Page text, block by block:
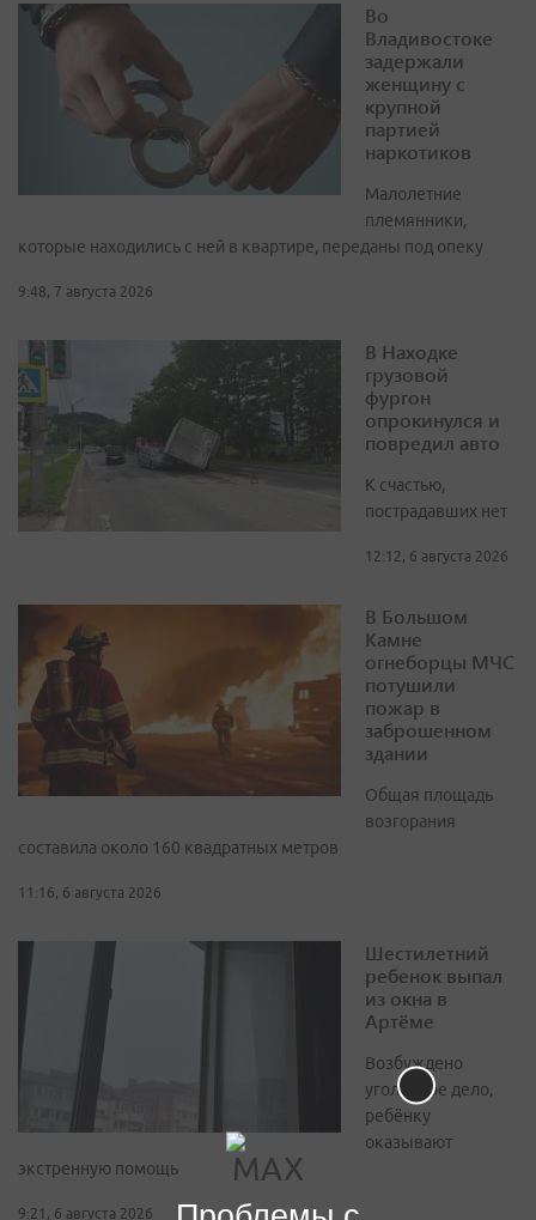
Во
Владивостоке
задержали
женщину с
крупной
партией
наркотиков
Малолетние
племянники,
которые находились с ней в квартире, переданы под опеку
9:48, 7 августа 2026
В Находке
грузовой
фургон
опрокинулся и
повредил авто
К счастью,
пострадавших нет
12:12, 6 августа 2026
В Большом
Камне
огнеборцы МЧС
потушили
пожар в
заброшенном
здании
Общая площадь
возгорания
составила около 160 квадратных метров
11:16, 6 августа 2026
Шестилетний
ребенок выпал
из окна в
Артёме
Возбуждено
уголовное дело,
ребёнку
оказывают
экстренную помощь
9:21, 6 августа 2026